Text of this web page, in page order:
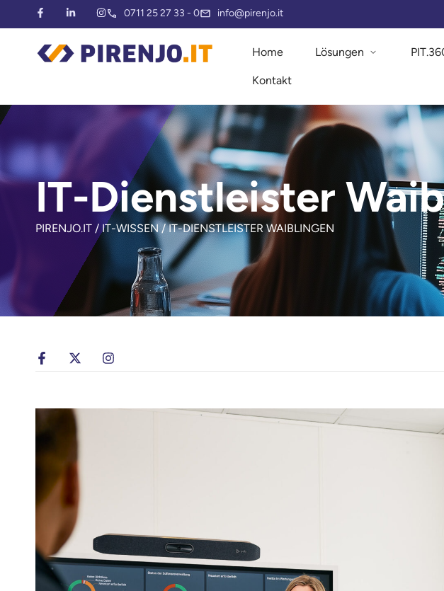
0711 25 27 33 - 0 info@pirenjo.it
Home Lösungen
Kontakt
IT-Dienstleister
PIRENJO.IT / IT-WISSEN /IT-DIENSTLEISTER WAIBLINGEN